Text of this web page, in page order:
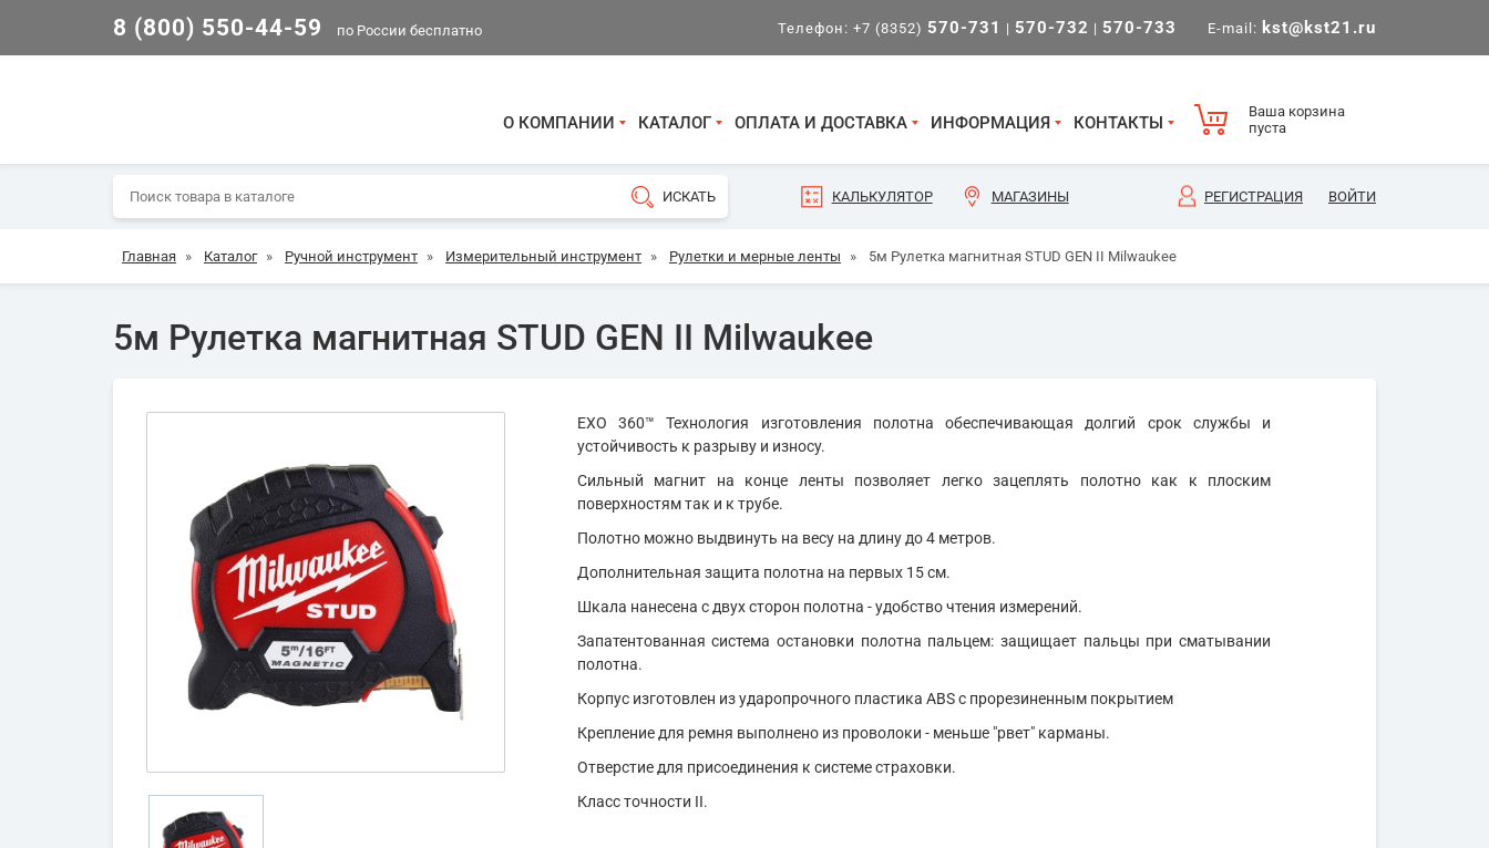
8 (800) 550-44-59 по России бесплатно Телефон: +7 (8352) 570-731 | 570-732 | 570-733 E-mail: kst@kst21.ru
О КОМПАНИИ КАТАЛОГ ОПЛАТА И ДОСТАВКА ИНФОРМАЦИЯ КОНТАКТЫ
Ваша корзина
пуста
КАЛЬКУЛЯТОР МАГАЗИНЫ РЕГИСТРАЦИЯ ВОЙТИ
Главная » Каталог » Ручной инструмент » Измерительный инструмент » Рулетки и мерные ленты » 5м Рулетка магнитная STUD GEN II Milwaukee
5м Рулетка магнитная STUD GEN II Milwaukee
EXO 360™ Технология изготовления полотна обеспечивающая долгий срок службы и
устойчивость к разрыву и износу.
Сильный магнит на конце ленты позволяет легко зацеплять полотно как к плоским
поверхностям так и к трубе.
Полотно можно выдвинуть на весу на длину до 4 метров.
Дополнительная защита полотна на первых 15 см.
Шкала нанесена с двух сторон полотна - удобство чтения измерений.
Запатентованная система остановки полотна пальцем: защищает пальцы при сматывании
полотна.
Корпус изготовлен из ударопрочного пластика ABS с прорезиненным покрытием
Крепление для ремня выполнено из проволоки - меньше "рвет" карманы.
Отверстие для присоединения к системе страховки.
Класс точности II.